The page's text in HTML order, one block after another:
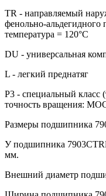
TR - направляемый
фенольно-альдегидного
температура = 120°С
DU - универсальная
L - легкий преднатяг
P3 - специальный класс
точность вращения:
Размеры подшипника
У подшипника
мм.
Внешний диаметр